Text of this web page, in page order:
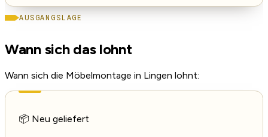
AUSGANGSLAGE
Wann sich das lohnt
Wann sich die Möbelmontage in Lingen lohnt:
📦 Neu geliefert